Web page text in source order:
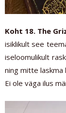
Koht 18. The
isiklikult see
iseloomulikult
ning mitte laskma
Ei ole väga ilus